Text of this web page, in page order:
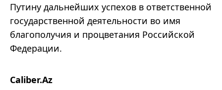
Путину дальнейших успехов в ответственной
государственной деятельности во имя
благополучия и процветания Российской
Федерации.
Caliber.Az